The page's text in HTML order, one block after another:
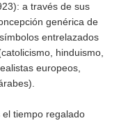
a través de sus
genérica de
entrelazados
hinduismo,
europeos,
el tiempo regalado